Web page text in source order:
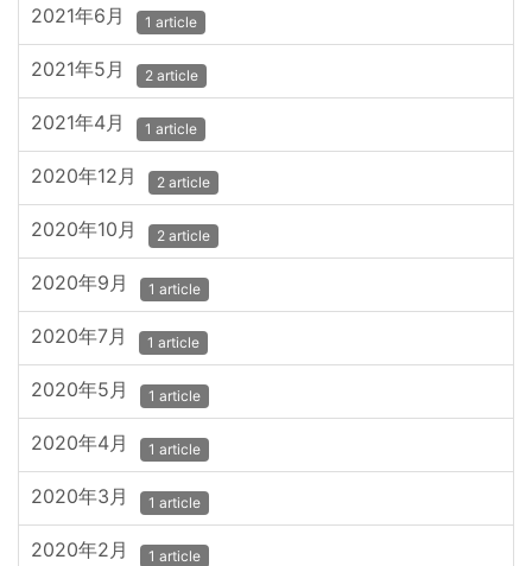
2021年6月 1 article
2021年5月 2 article
2021年4月 1 article
2020年12月 2 article
2020年10月 2 article
2020年9月 1 article
2020年7月 1 article
2020年5月 1 article
2020年4月 1 article
2020年3月 1 article
2020年2月 1 article